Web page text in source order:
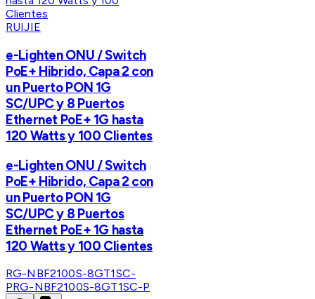
RUIJIE
e-Lighten ONU / Switch
PoE+ Hibrido, Capa 2 con
un Puerto PON 1G
SC/UPC y 8 Puertos
Ethernet PoE+ 1G hasta
120 Watts y 100 Clientes
e-Lighten ONU / Switch
PoE+ Hibrido, Capa 2 con
un Puerto PON 1G
SC/UPC y 8 Puertos
Ethernet PoE+ 1G hasta
120 Watts y 100 Clientes
RG-NBF2100S-8GT1SC-
PRG-NBF2100S-8GT1SC-P